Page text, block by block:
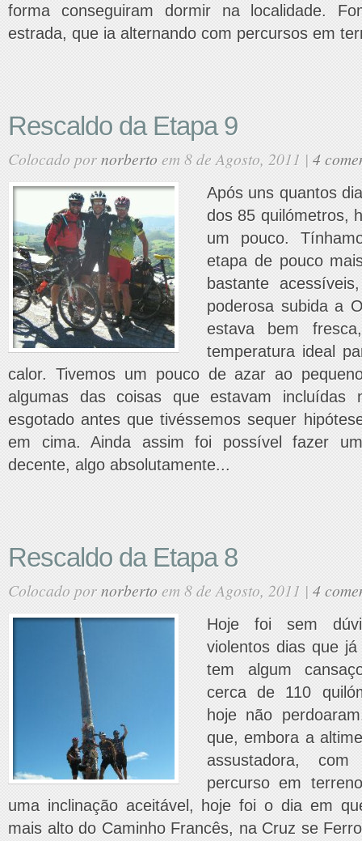
forma conseguiram dormir na localidade.
estrada, que ia alternando com percursos em
Rescaldo da Etapa 9
Colocado pornorbertoem 8 de Agosto, 2011 | 4
Após uns quantos
dos 85 quilómetros,
um pouco.
etapa de pouco
bastante
poderosa subida a
estava bem
temperatura ideal
calor. Tivemos um pouco de azar ao
algumas das coisas que estavam incluídas
esgotado antes que tivéssemos sequer
em cima. Ainda assim foi possível fazer
decente, algo absolutamente...
Rescaldo da Etapa 8
Colocado pornorberto em 8 de Agosto, 2011 | 4
Hoje foi sem
violentos dias que
tem algum
cerca de 110
hoje não
que, embora a
assustadora,
percurso em
uma inclinação aceitável, hoje foi o dia em
mais alto do Caminho Francês, na Cruz se